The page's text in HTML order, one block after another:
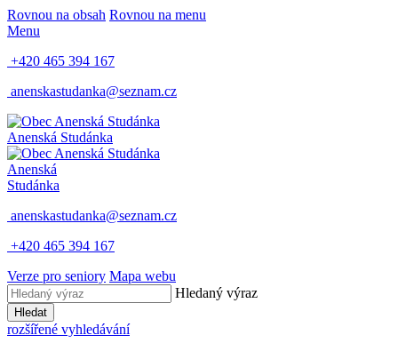
Rovnou na obsah Rovnou na menu
Menu
+420 465 394 167
anenskastudanka@seznam.cz
Anenská Studánka
Anenská
Studánka
anenskastudanka@seznam.cz
+420 465 394 167
Verze pro seniory Mapa webu
Hledaný výraz
Hledat
rozšířené vyhledávání